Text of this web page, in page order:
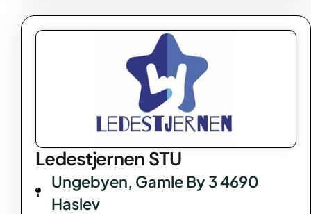
Ledestjernen STU
Ungebyen, Gamle By 3 4690
Haslev